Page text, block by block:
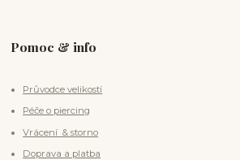
Pomoc & info
Průvodce velikostí
Péče o piercing
Vrácení & storno
Doprava a platba